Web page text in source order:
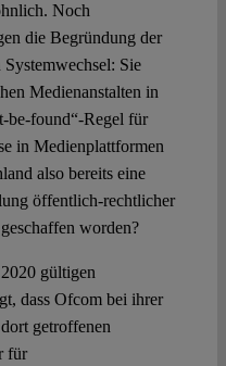
Noch
die Begründung der
Sie
Medienanstalten in
be-found“-Regel für
in Medienplattformen
also bereits eine
öffentlich-rechtlicher
worden?
gültigen
dass Ofcom bei ihrer
getroffenen
für